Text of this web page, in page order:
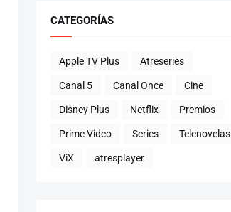
CATEGORÍAS
Apple TV Plus Atreseries
Canal 5 Canal Once Cine
Disney Plus Netflix Premios
Prime Video Series Telenovelas
ViX atresplayer